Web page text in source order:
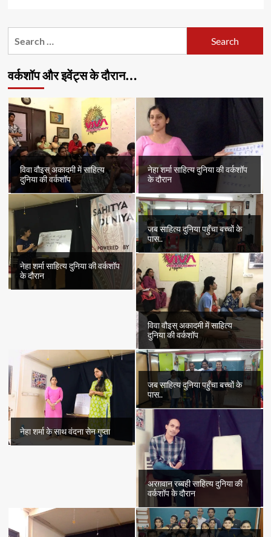
किश्वर
“डार्लिंग
की
समीक्षा
वर्कशॉप और इवेंट्स के दौरान…
विवा वौइस् अकादमी में साहित्य
दुनिया की वर्कशॉप
नेहा शर्मा साहित्य दुनिया की वर्कशॉप
के दौरान
नेहा शर्मा साहित्य दुनिया की वर्कशॉप
के दौरान
जब साहित्य दुनिया पहुँचा बच्चों के
पास..
विवा वौइस् अकादमी में साहित्य
दुनिया की वर्कशॉप
नेहा शर्मा के साथ वंदना सेन गुप्ता
जब साहित्य दुनिया पहुँचा बच्चों के
पास..
अरग़वान रब्बही साहित्य दुनिया की
वर्कशॉप के दौरान